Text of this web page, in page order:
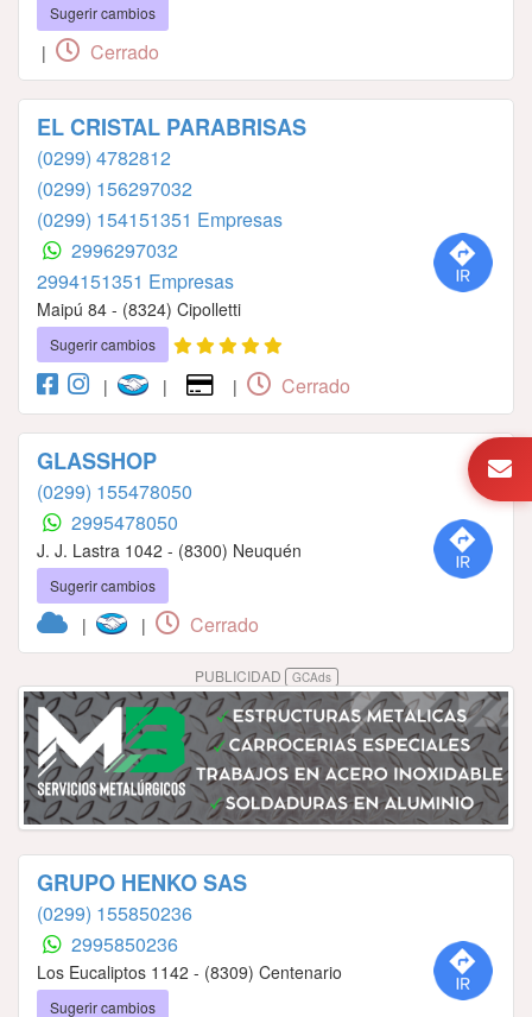
Sugerir cambios
| Cerrado
EL CRISTAL PARABRISAS
(0299) 4782812
(0299) 156297032
(0299) 154151351 Empresas
2996297032
2994151351 Empresas
Maipú 84 - (8324) Cipolletti
Sugerir cambios
| | | Cerrado
GLASSHOP
(0299) 155478050
2995478050
J. J. Lastra 1042 - (8300) Neuquén
Sugerir cambios
| | Cerrado
PUBLICIDAD GCAds
GRUPO HENKO SAS
(0299) 155850236
2995850236
Los Eucaliptos 1142 - (8309) Centenario
Sugerir cambios